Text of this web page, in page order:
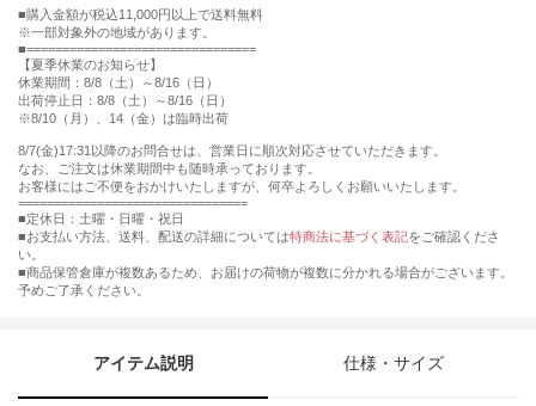
購入金額が税込11,000円以上で送料無料
※一部対象外の地域があります。
================================
【夏季休業のお知らせ】
休業期間：8/8（土）～8/16（日）
出荷停止日：8/8（土）～8/16（日）
※8/10（月）、14（金）は臨時出荷
8/7(金)17:31以降のお問合せは、営業日に順次対応させていただきます。
なお、ご注文は休業期間中も随時承っております。
お客様にはご不便をおかけいたしますが、何卒よろしくお願いいたします。
================================
■定休日：土曜・日曜・祝日
■お支払い方法、送料、配送の詳細については特商法に基づく表記をご確認くださ
い。
■商品保管倉庫が複数あるため、お届けの荷物が複数に分かれる場合がございます。
予めご了承ください。
アイテム説明 仕様・サイズ